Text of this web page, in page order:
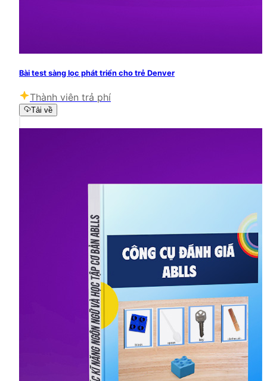
Bài test sàng lọc phát triển cho trẻ Denver
Thành viên trả phí
Tải về